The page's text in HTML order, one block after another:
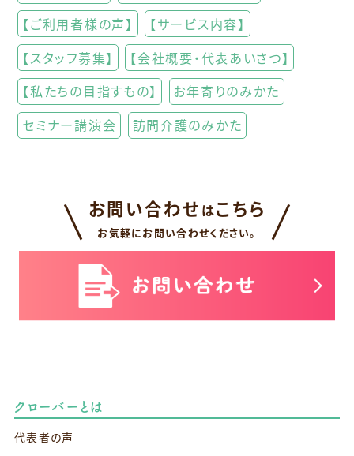
【ご利用者様の声】
【サービス内容】
【スタッフ募集】
【会社概要・代表あいさつ】
【私たちの目指すもの】
お年寄りのみかた
セミナー講演会
訪問介護のみかた
お問い合わせ はこちら
お気軽にお問い合わせください。
クローバーとは
代表者の声